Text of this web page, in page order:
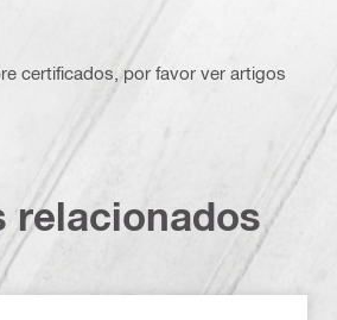
certificados, por favor ver artigos
relacionados